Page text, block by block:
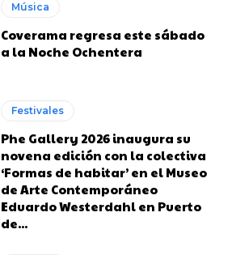
Música
Coverama regresa este sábado
a la Noche Ochentera
Festivales
Phe Gallery 2026 inaugura su
novena edición con la colectiva
‘Formas de habitar’ en el Museo
de Arte Contemporáneo
Eduardo Westerdahl en Puerto
de...